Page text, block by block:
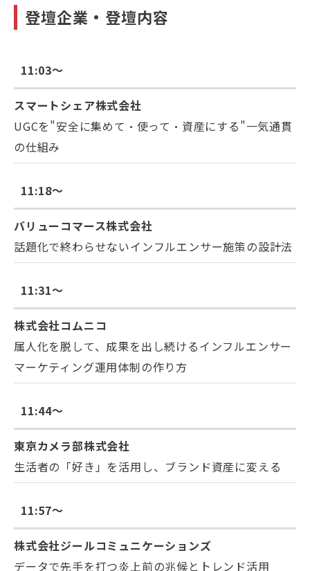
登壇企業・登壇内容
11:03～
スマートシェア株式会社
UGCを"安全に集めて・使って・資産にする"一気通貫
の仕組み
11:18～
バリューコマース株式会社
話題化で終わらせないインフルエンサー施策の設計法
11:31～
株式会社コムニコ
属人化を脱して、成果を出し続けるインフルエンサー
マーケティング運用体制の作り方
11:44～
東京カメラ部株式会社
生活者の「好き」を活用し、ブランド資産に変える
11:57～
株式会社ジールコミュニケーションズ
データで先手を打つ炎上前の兆候とトレンド活用